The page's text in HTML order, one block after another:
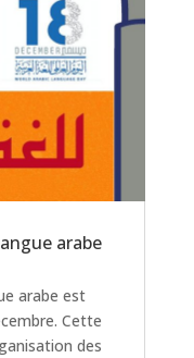
arabe
arabe est
Cette
des